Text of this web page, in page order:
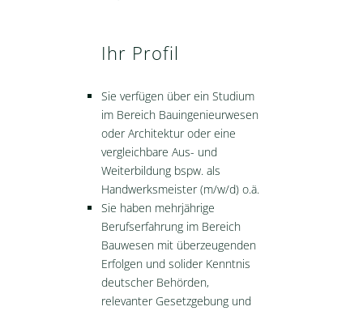
Ihr Profil
Sie verfügen über ein Studium
im Bereich Bauingenieurwesen
oder Architektur oder eine
vergleichbare Aus- und
Weiterbildung bspw. als
Handwerksmeister (m/w/d) o.ä.
Sie haben mehrjährige
Berufserfahrung im Bereich
Bauwesen mit überzeugenden
Erfolgen und solider Kenntnis
deutscher Behörden,
relevanter Gesetzgebung und